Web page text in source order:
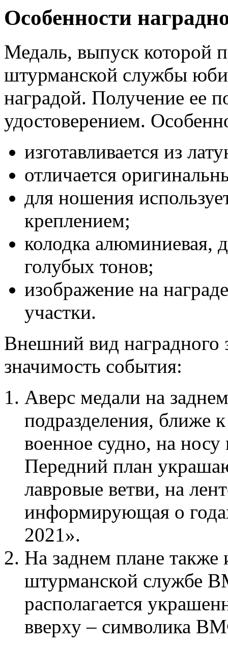
Особенности
Медаль, выпуск которой
штурманской службы
наградой. Получение ее
удостоверением.
изготавливается из
отличается
для ношения
креплением;
колодка алюминиевая,
голубых тонов;
изображение на
участки.
Внешний вид наградного
значимость события:
Аверс медали на
подразделения, ближе
военное судно, на носу
Передний план
лавровые ветви, на
информирующая о
2021».
На заднем плане также
штурманской службе
располагается
вверху – символика